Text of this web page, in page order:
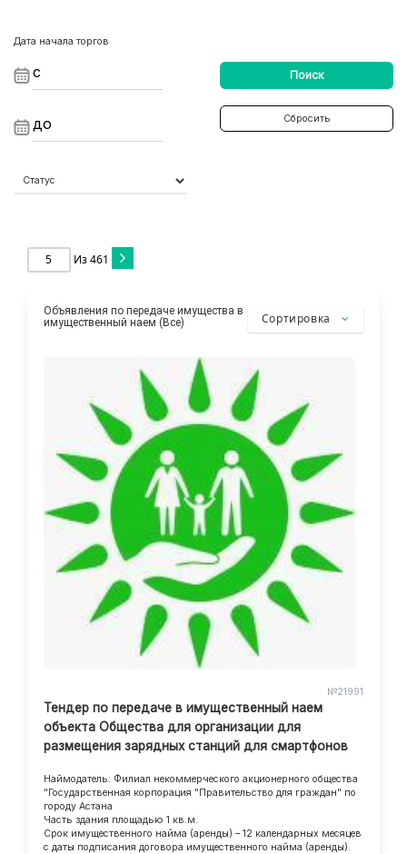
Дата начала торгов
Поиск
Сбросить
Из461
Объявления по передаче имущества в
имущественный наем (Все)
Сортировка
№21991
Тендер по передаче в имущественный наем
объекта Общества для организации для
размещения зарядных станций для смартфонов
Наймодатель: Филиал некоммерческого акционерного общества
"Государственная корпорация "Правительство для граждан" по
городу Астана
Часть здания площадью 1 кв.м.
Срок имущественного найма (аренды) – 12 календарных месяцев
с даты подписания договора имущественного найма (аренды).